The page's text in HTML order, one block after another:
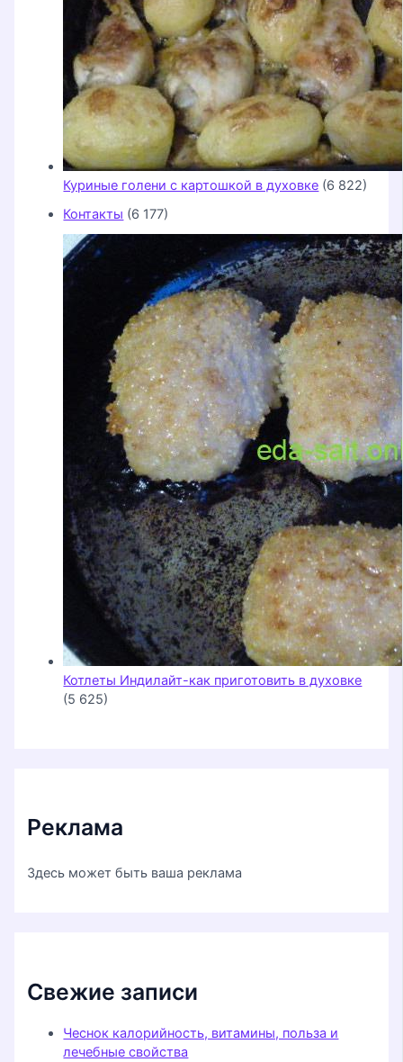
Куриные голени с картошкой в духовке (6 822)
Контакты (6 177)
Котлеты Индилайт-как приготовить в духовке
(5 625)
Реклама
Здесь может быть ваша реклама
Свежие записи
Чеснок калорийность, витамины, польза и
лечебные свойства